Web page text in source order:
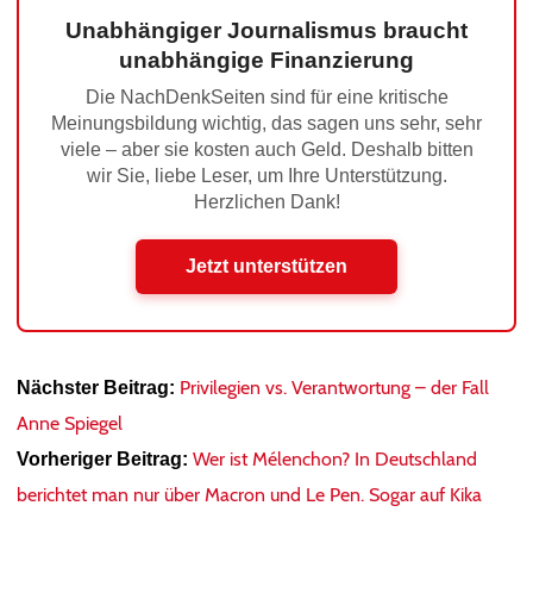
Unabhängiger Journalismus braucht
unabhängige Finanzierung
Die NachDenkSeiten sind für eine kritische
Meinungsbildung wichtig, das sagen uns sehr, sehr
viele – aber sie kosten auch Geld. Deshalb bitten
wir Sie, liebe Leser, um Ihre Unterstützung.
Herzlichen Dank!
Jetzt unterstützen
Nächster Beitrag: Privilegien vs. Verantwortung – der Fall
Anne Spiegel
Vorheriger Beitrag: Wer ist Mélenchon? In Deutschland
berichtet man nur über Macron und Le Pen. Sogar auf Kika